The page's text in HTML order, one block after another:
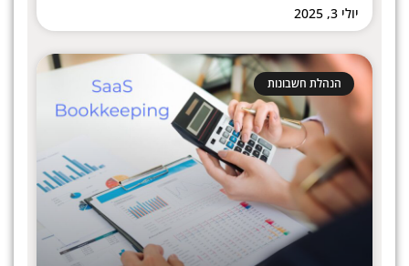
יולי 3, 2025
הנהלת חשבונות